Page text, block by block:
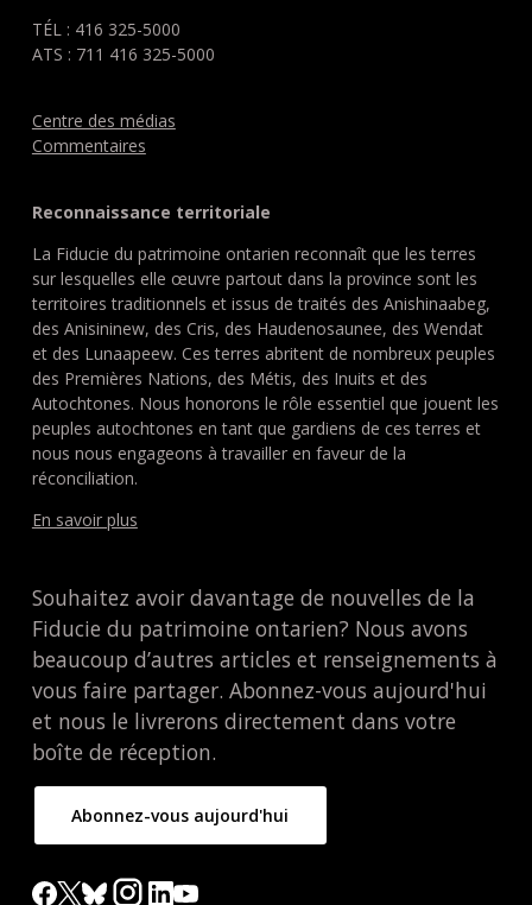
TÉL : 416 325-5000
ATS : 711 416 325-5000
Centre des médias
Commentaires
Reconnaissance territoriale
La Fiducie du patrimoine ontarien reconnaît que les terres
sur lesquelles elle œuvre partout dans la province sont les
territoires traditionnels et issus de traités des Anishinaabeg,
des Anisininew, des Cris, des Haudenosaunee, des Wendat
et des Lunaapeew. Ces terres abritent de nombreux peuples
des Premières Nations, des Métis, des Inuits et des
Autochtones. Nous honorons le rôle essentiel que jouent les
peuples autochtones en tant que gardiens de ces terres et
nous nous engageons à travailler en faveur de la
réconciliation.
En savoir plus
Souhaitez avoir davantage de nouvelles de la
Fiducie du patrimoine ontarien? Nous avons
beaucoup d’autres articles et renseignements à
vous faire partager. Abonnez-vous aujourd'hui
et nous le livrerons directement dans votre
boîte de réception.
Abonnez-vous aujourd'hui